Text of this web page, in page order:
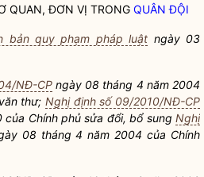
QUAN, ĐƠN VỊ TRONG QUÂN ĐỘI
bản quy phạm pháp luật ngày 03
NĐ-CPngày 08 tháng 4 năm 2004
văn thư;Nghị định số 09/2010/NĐ-CP
Chính phủ sửa đổi, bổ sung Nghị
08 tháng 4 năm 2004 của Chính